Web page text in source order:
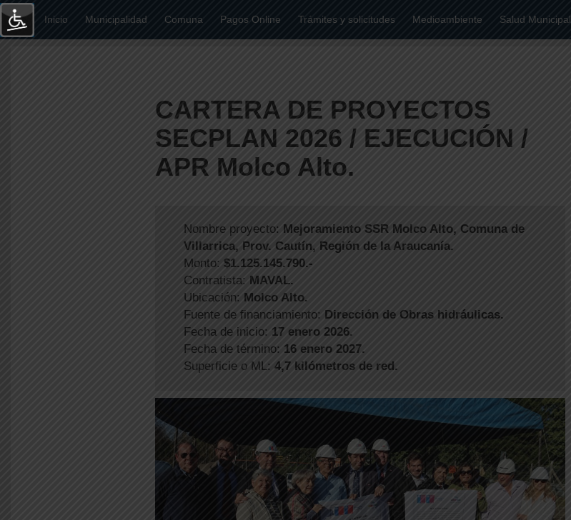
Inicio Municipalidad Comuna Pagos Online Trámites y solicitudes Medioambiente Salud Municipal
CARTERA DE PROYECTOS
SECPLAN 2026 / EJECUCIÓN /
APR Molco Alto.
Nombre proyecto: Mejoramiento SSR Molco Alto, Comuna de
Villarrica, Prov. Cautín, Región de la Araucanía.
Monto: $1.125.145.790.-
Contratista: MAVAL.
Ubicación: Molco Alto.
Fuente de financiamiento: Dirección de Obras hidráulicas.
Fecha de inicio: 17 enero 2026.
Fecha de término: 16 enero 2027.
Superficie o ML: 4,7 kilómetros de red.